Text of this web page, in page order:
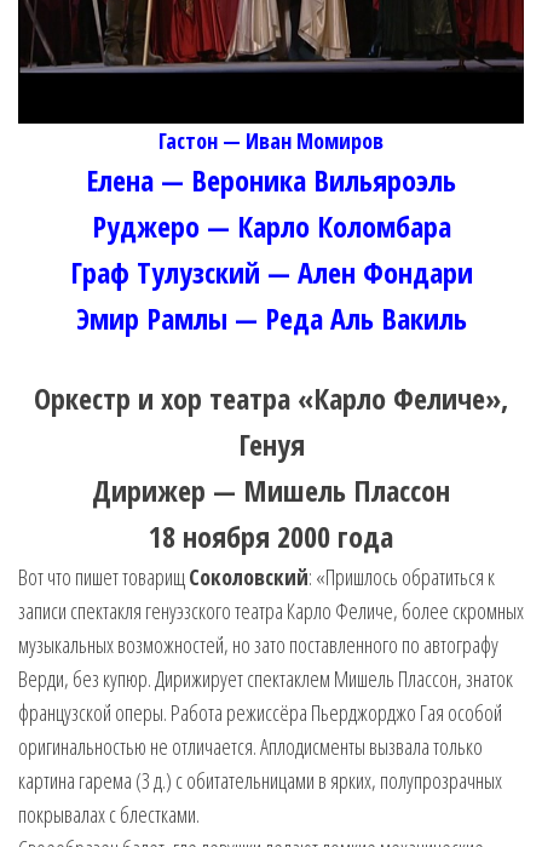
Гастон — Иван Момиров
Елена — Вероника Вильяроэль
Руджеро — Карло Коломбара
Граф Тулузский — Ален Фондари
Эмир Рамлы — Реда Аль Вакиль
Оркестр и хор театра «Карло Феличе»,
Генуя
Дирижер — Мишель Плассон
18 ноября 2000 года
Вот что пишет товарищСоколовский: «Пришлось обратиться к
записи спектакля генуэзского театра Карло Феличе, более скромных
музыкальных возможностей, но зато поставленного по автографу
Верди, без купюр. Дирижирует спектаклем Мишель Плассон, знаток
французской оперы. Работа режиссёра Пьерджорджо Гая особой
оригинальностью не отличается. Аплодисменты вызвала только
картина гарема (3 д.) с обитательницами в ярких, полупрозрачных
покрывалах с блестками.